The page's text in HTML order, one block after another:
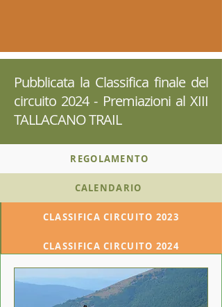
Pubblicata la Classifica finale del
circuito 2024 - Premiazioni al XIII
TALLACANO TRAIL
REGOLAMENTO
CALENDARIO
CLASSIFICA CIRCUITO 2023
CLASSIFICA CIRCUITO 2024